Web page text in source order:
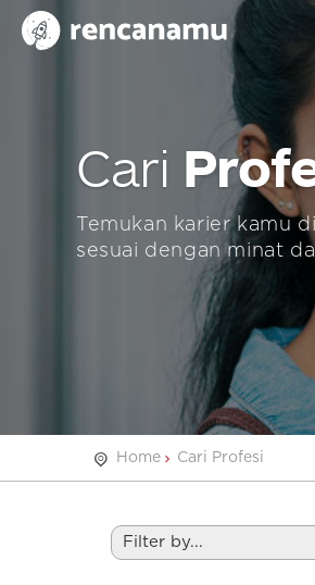
Cari
Temukan karier kamu
sesuai dengan minat
Home Cari Profesi
Filter by...